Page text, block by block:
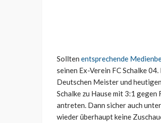
Sollten entsprechende
seinen Ex-Verein FC Schalke
Deutschen Meister und
Schalke zu Hause mit 3:1
antreten. Dann sicher auch
wieder überhaupt keine